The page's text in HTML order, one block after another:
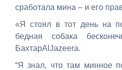
сработала мина – и его
«Я стоял в тот день на
бедная собака
БахтарAlJazeera.
“Я знал, что там минное